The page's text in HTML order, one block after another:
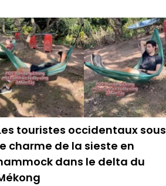
touristes occidentaux sous
charme de la sieste en
dans le delta du